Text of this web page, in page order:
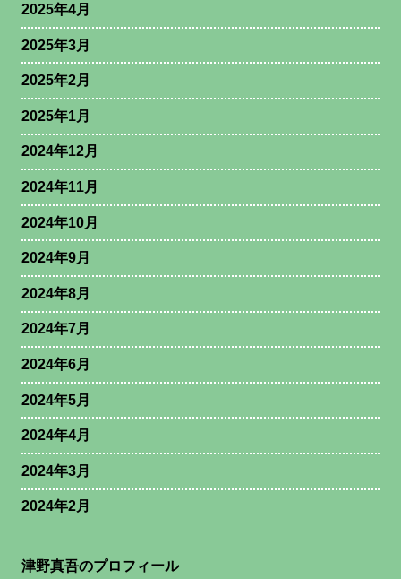
2025年4月
2025年3月
2025年2月
2025年1月
2024年12月
2024年11月
2024年10月
2024年9月
2024年8月
2024年7月
2024年6月
2024年5月
2024年4月
2024年3月
2024年2月
津野真吾のプロフィール